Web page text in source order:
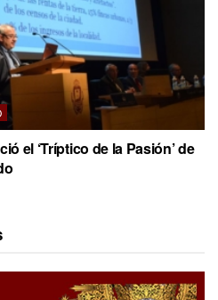
el ‘Tríptico de la Pasión’ de